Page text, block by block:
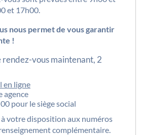
et 17h00.
nous permet de vous garantir
!
vous maintenant, 2
en ligne
agence
pour le siège social
votre disposition aux numéros
complémentaire.